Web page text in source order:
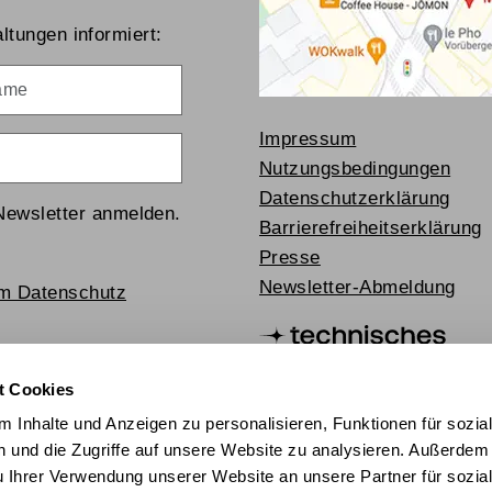
Cookies
Inhalte und Anzeigen zu personalisieren, Funktionen für
und die Zugriffe auf unsere Website zu analysieren. Außerdem
Ihrer Verwendung unserer Website an unsere Partner für
informiert:
anmelden.
Datenschutz
Impressum
Nutzungsbedingungen
Datenschutzerklärung
Barrierefreiheitserklärung
Presse
Newsletter-Abmeldung